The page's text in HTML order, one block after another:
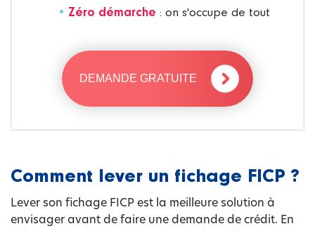
Zéro démarche : on s'occupe de tout
DEMANDE GRATUITE
Comment lever un fichage FICP ?
Lever son fichage FICP est la meilleure solution à
envisager avant de faire une demande de crédit. En